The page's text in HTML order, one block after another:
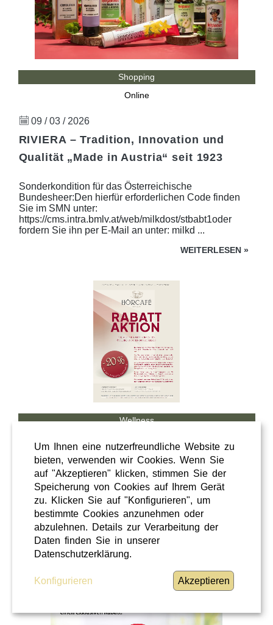
Shopping
Online
09 / 03 / 2026
RIVIERA – Tradition, Innovation und
Qualität „Made in Austria“ seit 1923
Sonderkondition für das Österreichische
Bundesheer:Den hierfür erforderlichen Code finden
Sie im SMN unter:
https://cms.intra.bmlv.at/web/milkdost/stbabt1oder
fordern Sie ihn per E-Mail an unter: milkd ...
WEITERLESEN »
Wellness
Steiermark
28 / 02 / 2026
Hörcafe
Hörcafe
Um Ihnen eine nutzerfreundliche Website zu
bieten, verwenden wir Cookies. Wenn Sie
auf "Akzeptieren" klicken, stimmen Sie der
Speicherung von Cookies auf Ihrem Gerät
zu. Klicken Sie auf "Konfigurieren", um
bestimmte Cookies anzunehmen oder
abzulehnen. Details zur Verarbeitung der
Daten finden Sie in unserer
Datenschutzerklärung.
Konfigurieren Akzeptieren